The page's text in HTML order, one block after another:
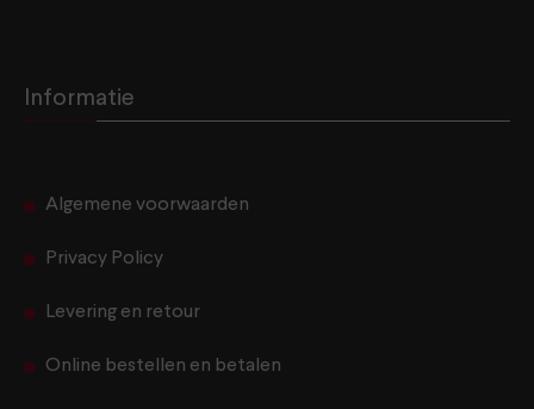
Informatie
Algemene voorwaarden
Privacy Policy
Levering en retour
Online bestellen en betalen